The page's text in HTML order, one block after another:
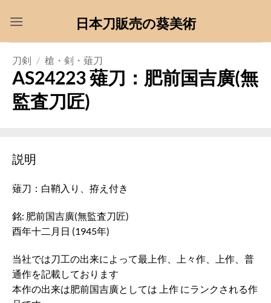
日本刀販売の葵美術
刀剣 / 槍・剣・薙刀
AS24223 薙刀：肥前国吉廣(無
監査刀匠)
説明
薙刀：白鞘入り、拵え付き
銘: 肥前国吉廣(無監査刀匠)
酉年十二月日 (1945年)
当社では刀工の出来によって最上作、上々作、上作、普
通作を記載しております
本作の出来は肥前国吉廣としては 上作 にランクされる作